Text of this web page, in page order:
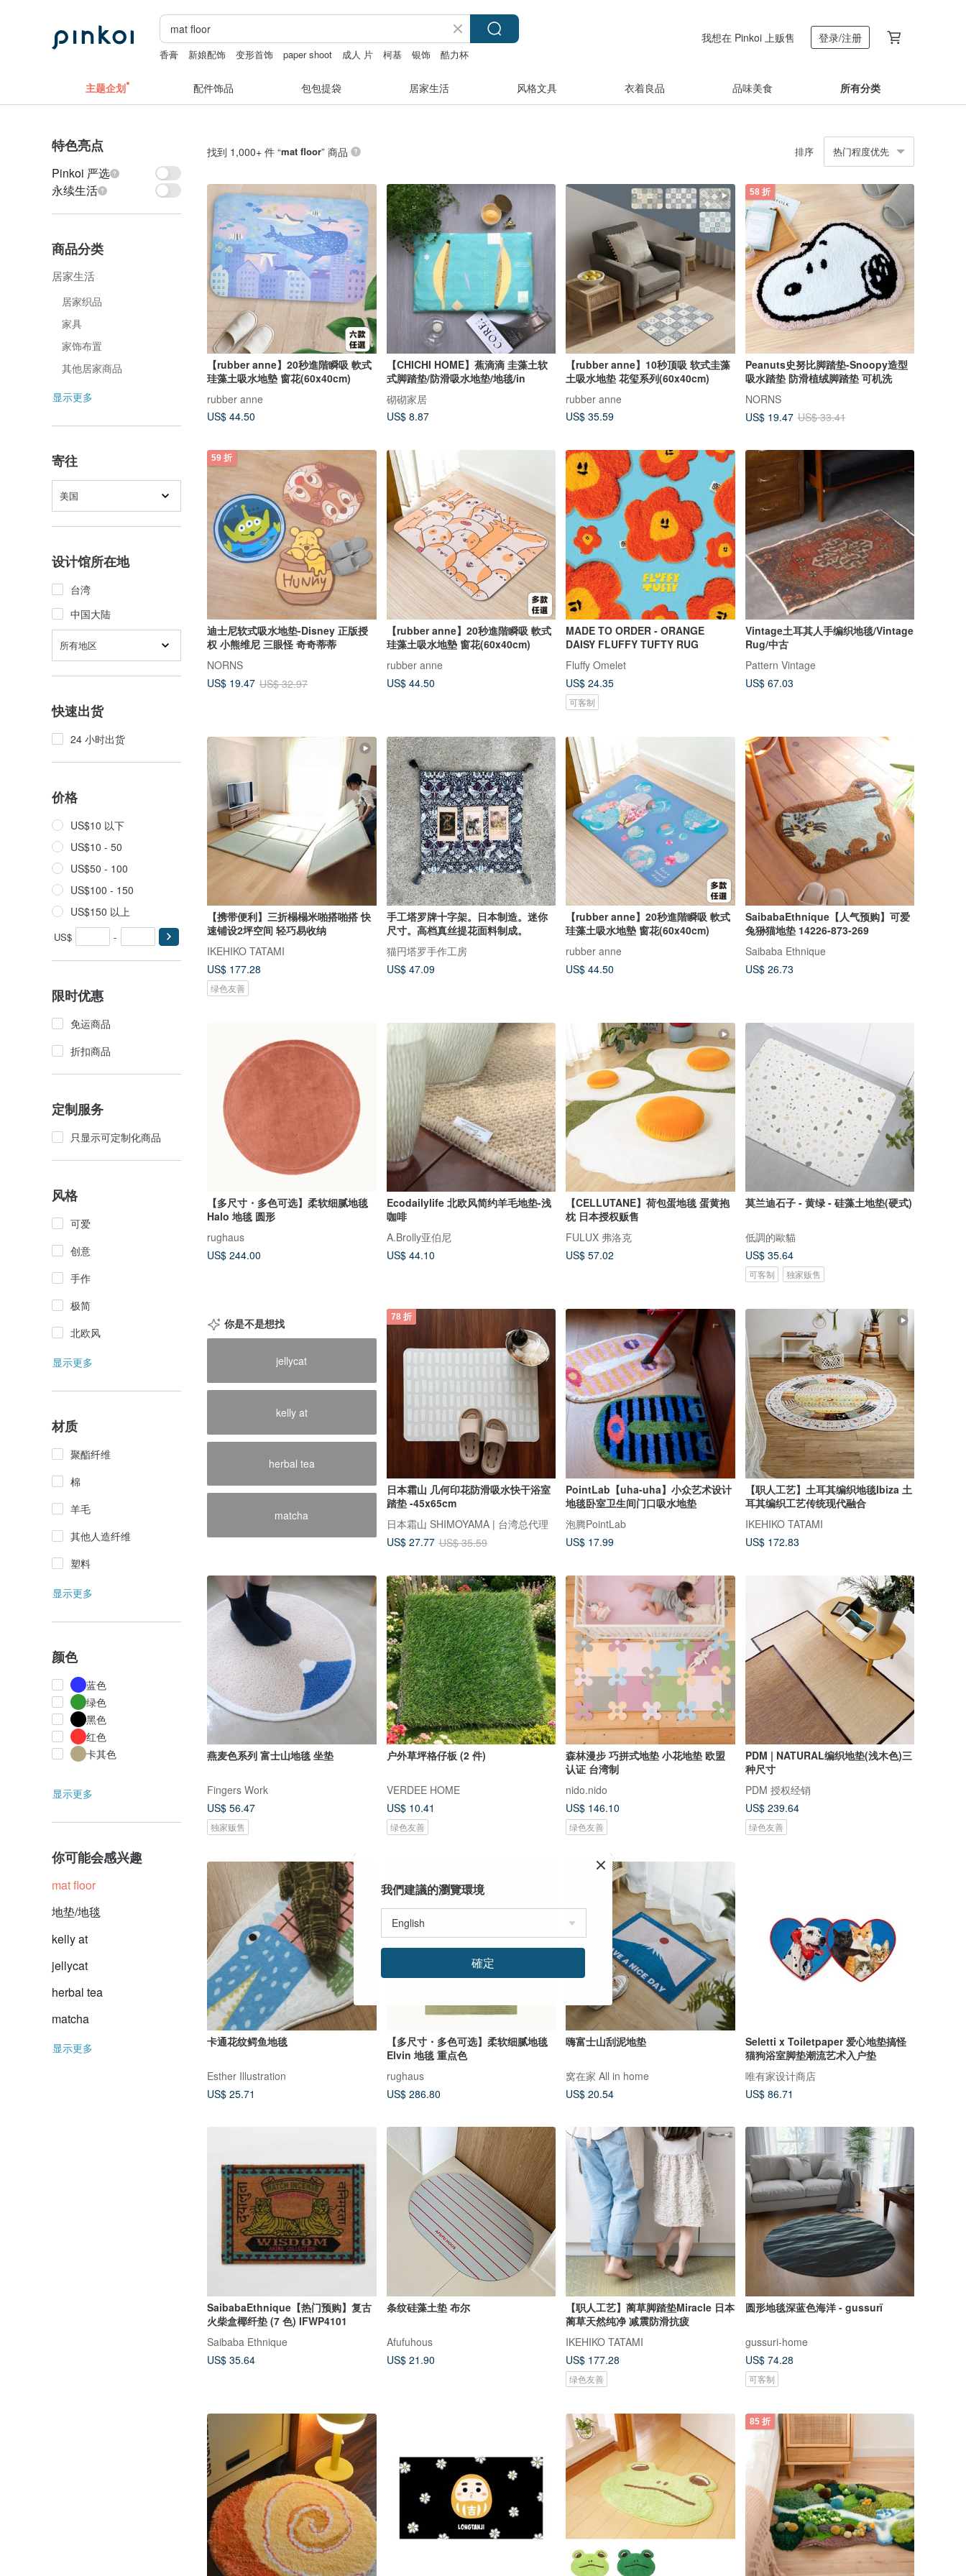
香膏 新娘配饰 变形首饰 paper shoot 成人 片 柯基 银饰 酷力杯
我想在 Pinkoi 上贩售 登录/注册
主题企划 配件饰品 包包提袋 居家生活 风格文具 衣着良品 品味美食 所有分类
特色亮点
Pinkoi 严选
永续生活
商品分类
居家生活
居家织品
家具
家饰布置
其他居家商品
显示更多
寄往
美国
设计馆所在地
台湾
中国大陆
所有地区
快速出货
24 小时出货
价格
US$10 以下
US$10 - 50
US$50 - 100
US$100 - 150
US$150 以上
US$ -
限时优惠
免运商品
折扣商品
定制服务
只显示可定制化商品
风格
可爱
创意
手作
极简
北欧风
显示更多
材质
聚酯纤维
棉
羊毛
其他人造纤维
塑料
显示更多
颜色
蓝色
绿色
黑色
红色
卡其色
显示更多
你可能会感兴趣
mat floor
地垫/地毯
kelly at
jellycat
herbal tea
matcha
显示更多
找到 1,000+ 件 “mat floor” 商品 排序 热门程度优先
【rubber anne】20秒進階瞬吸 軟式
珪藻土吸水地墊 窗花(60x40cm)
rubber anne
US$ 44.50
【CHICHI HOME】蕉滴滴 圭藻土软
式脚踏垫/防滑吸水地垫/地毯/in
砌砌家居
US$ 8.87
【rubber anne】10秒顶吸 软式圭藻
土吸水地垫 花玺系列(60x40cm)
rubber anne
US$ 35.59
58 折
Peanuts史努比脚踏垫-Snoopy造型
吸水踏垫 防滑植绒脚踏垫 可机洗
NORNS
US$ 19.47 US$ 33.41
59 折
迪士尼软式吸水地垫-Disney 正版授
权 小熊维尼 三眼怪 奇奇蒂蒂
NORNS
US$ 19.47 US$ 32.97
【rubber anne】20秒進階瞬吸 軟式
珪藻土吸水地墊 窗花(60x40cm)
rubber anne
US$ 44.50
MADE TO ORDER - ORANGE
DAISY FLUFFY TUFTY RUG
Fluffy Omelet
US$ 24.35
可客制
Vintage土耳其人手编织地毯/Vintage
Rug/中古
Pattern Vintage
US$ 67.03
【携带便利】三折榻榻米啪搭啪搭 快
速铺设2坪空间 轻巧易收纳
IKEHIKO TATAMI
US$ 177.28
绿色友善
手工塔罗牌十字架。日本制造。迷你
尺寸。高档真丝提花面料制成。
猫円塔罗手作工房
US$ 47.09
【rubber anne】20秒進階瞬吸 軟式
珪藻土吸水地墊 窗花(60x40cm)
rubber anne
US$ 44.50
SaibabaEthnique【人气预购】可爱
兔狲猫地垫 14226-873-269
Saibaba Ethnique
US$ 26.73
【多尺寸・多色可选】柔软细腻地毯
Halo 地毯 圆形
rughaus
US$ 244.00
Ecodailylife 北欧风简约羊毛地垫-浅
咖啡
A.Brolly亚伯尼
US$ 44.10
【CELLUTANE】荷包蛋地毯 蛋黄抱
枕 日本授权贩售
FULUX 弗洛克
US$ 57.02
莫兰迪石子 - 黄绿 - 硅藻土地垫(硬式)
低調的歐貓
US$ 35.64
可客制 独家贩售
你是不是想找
jellycat
kelly at
herbal tea
matcha
78 折
日本霜山 几何印花防滑吸水快干浴室
踏垫 -45x65cm
日本霜山 SHIMOYAMA | 台湾总代理
US$ 27.77 US$ 35.59
PointLab【uha-uha】小众艺术设计
地毯卧室卫生间门口吸水地垫
泡腾PointLab
US$ 17.99
【职人工艺】土耳其编织地毯Ibiza 土
耳其编织工艺传统现代融合
IKEHIKO TATAMI
US$ 172.83
燕麦色系列 富士山地毯 坐垫
Fingers Work
US$ 56.47
独家贩售
户外草坪格仔板 (2 件)
VERDEE HOME
US$ 10.41
绿色友善
森林漫步 巧拼式地垫 小花地垫 欧盟
认证 台湾制
nido.nido
US$ 146.10
绿色友善
PDM | NATURAL编织地垫(浅木色)三
种尺寸
PDM 授权经销
US$ 239.64
绿色友善
卡通花纹鳄鱼地毯
Esther Illustration
US$ 25.71
【多尺寸・多色可选】柔软细腻地毯
Elvin 地毯 重点色
rughaus
US$ 286.80
嗨富士山刮泥地垫
窝在家 All in home
US$ 20.54
Seletti x Toiletpaper 爱心地垫搞怪
猫狗浴室脚垫潮流艺术入户垫
唯有家设计商店
US$ 86.71
SaibabaEthnique【热门预购】复古
火柴盒椰纤垫 (7 色) IFWP4101
Saibaba Ethnique
US$ 35.64
条纹硅藻土垫 布尔
Afufuhous
US$ 21.90
【职人工艺】蔺草脚踏垫Miracle 日本
蔺草天然纯净 减震防滑抗疲
IKEHIKO TATAMI
US$ 177.28
绿色友善
圆形地毯深蓝色海洋 - gussurï
gussuri-home
US$ 74.28
可客制
85 折
我們建議的瀏覽環境
確定